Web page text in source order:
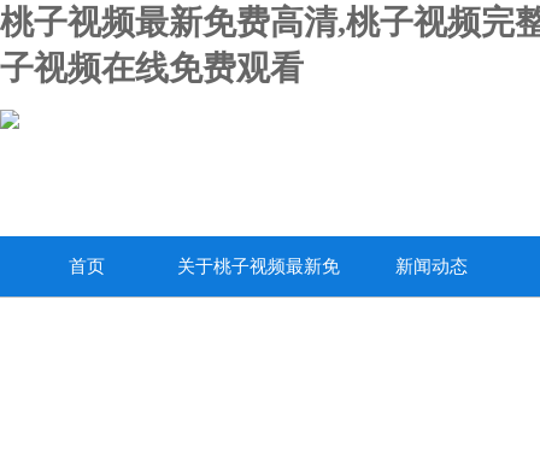
桃子视频最新免费高清,桃子视频完
子视频在线免费观看
首页 关于桃子视频最新免 新闻动态